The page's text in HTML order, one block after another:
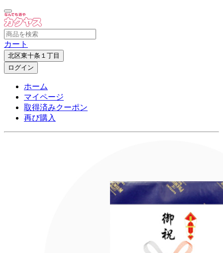
カート
北区東十条１丁目
ログイン
ホーム
マイページ
取得済みクーポン
再び購入